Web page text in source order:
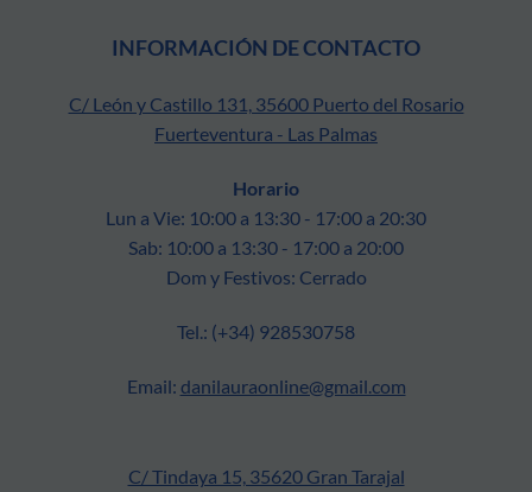
INFORMACIÓN DE CONTACTO
C/ León y Castillo 131, 35600 Puerto del Rosario
Fuerteventura - Las Palmas
Horario
Lun a Vie: 10:00 a 13:30 - 17:00 a 20:30
Sab: 10:00 a 13:30 - 17:00 a 20:00
Dom y Festivos: Cerrado
Tel.: (+34) 928530758
Email: danilauraonline@gmail.com
C/ Tindaya 15, 35620 Gran Tarajal